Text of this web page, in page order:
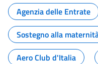
Agenzia delle Entrate
Sostegno alla
Aero Club d'Italia